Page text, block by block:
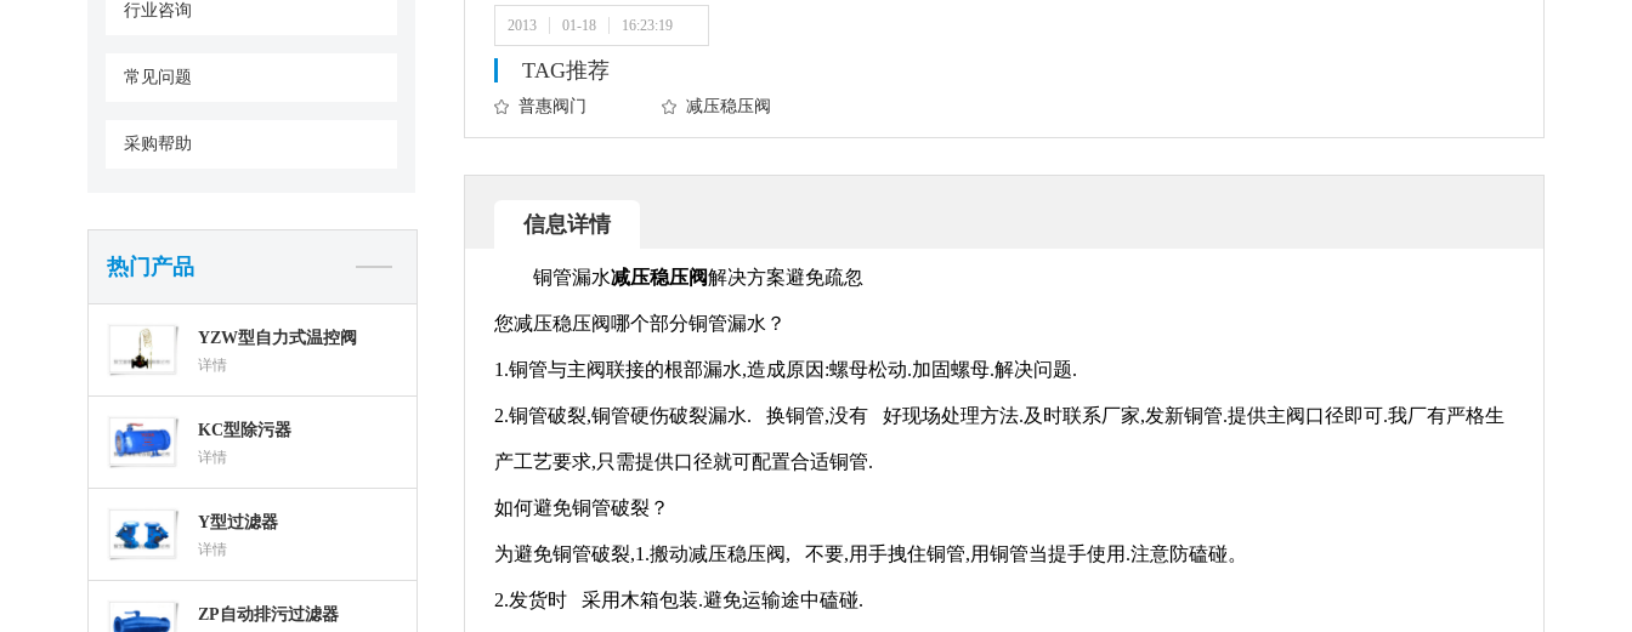
行业咨询
常见问题
采购帮助
热门产品
YZW型自力式温控阀
详情
KC型除污器
详情
Y型过滤器
详情
ZP自动排污过滤器
2013 01-18 16:23:19
TAG推荐
普惠阀门 减压稳压阀
信息详情
铜管漏水减压稳压阀解决方案避免疏忽
您减压稳压阀哪个部分铜管漏水？
1.铜管与主阀联接的根部漏水,造成原因:螺母松动.加固螺母.解决问题.
2.铜管破裂,铜管硬伤破裂漏水. 换铜管,没有 好现场处理方法.及时联系厂家,发新铜管.提供主阀口径即可.我厂有严格生
产工艺要求,只需提供口径就可配置合适铜管.
如何避免铜管破裂？
为避免铜管破裂,1.搬动减压稳压阀, 不要,用手拽住铜管,用铜管当提手使用.注意防磕碰。
2.发货时 采用木箱包装.避免运输途中磕碰.